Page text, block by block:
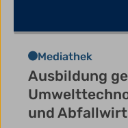
Mediathek
Ausbildung
und